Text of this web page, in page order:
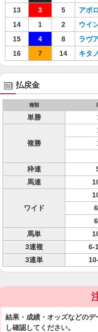
13
3 5 アポ
14
1 2 ウイ
15
4 8 ラヴ
16
7 14 キタ
払戻金
種類
単勝
複勝
枠連
馬連
ワイド
馬単
3連複
6-
3連単
結果・成績・オッズなどの
し確認してください。